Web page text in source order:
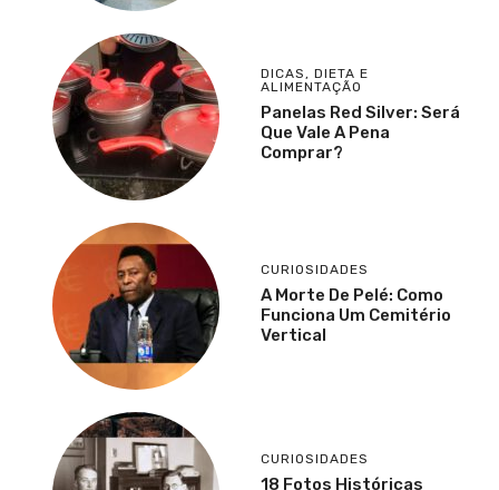
DICAS , DIETA E
ALIMENTAÇÃO
Panelas Red Silver: Será
Que Vale A Pena
Comprar?
CURIOSIDADES
A Morte De Pelé: Como
Funciona Um Cemitério
Vertical
CURIOSIDADES
18 Fotos Históricas